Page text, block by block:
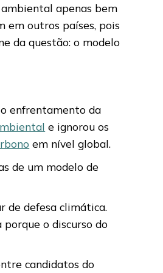
apenas bem
em outros países, pois
da questão: o modelo
enfrentamento da
e ignorou os
em nível global.
de um modelo de
de defesa climática.
o discurso do
candidatos do